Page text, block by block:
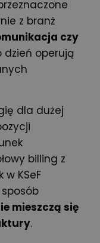
z branż
czy
dzień operują
dla dużej
billing z
w KSeF
mieszczą się
.